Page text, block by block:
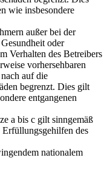
wie insbesondere
außer bei der
oder
Verhalten des Betreibers
vorhersehbaren
auf die
begrenzt. Dies gilt
entgangenen
a bis c gilt sinngemäß
des
nationalem